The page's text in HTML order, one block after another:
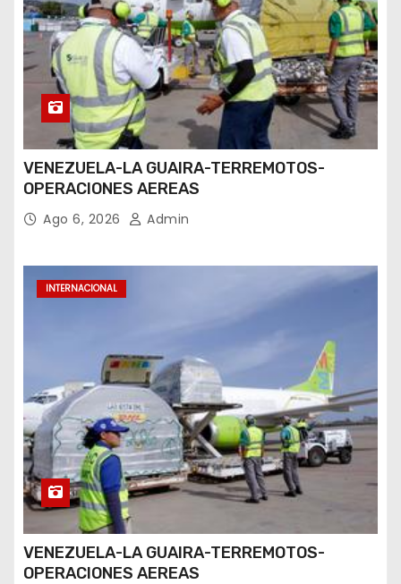
VENEZUELA-LA GUAIRA-TERREMOTOS-
OPERACIONES AEREAS
Ago 6, 2026 Admin
INTERNACIONAL
VENEZUELA-LA GUAIRA-TERREMOTOS-
OPERACIONES AEREAS